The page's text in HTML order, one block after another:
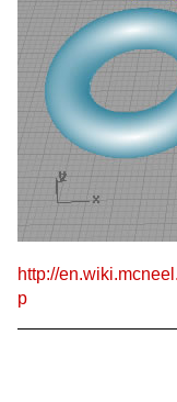
http://
p